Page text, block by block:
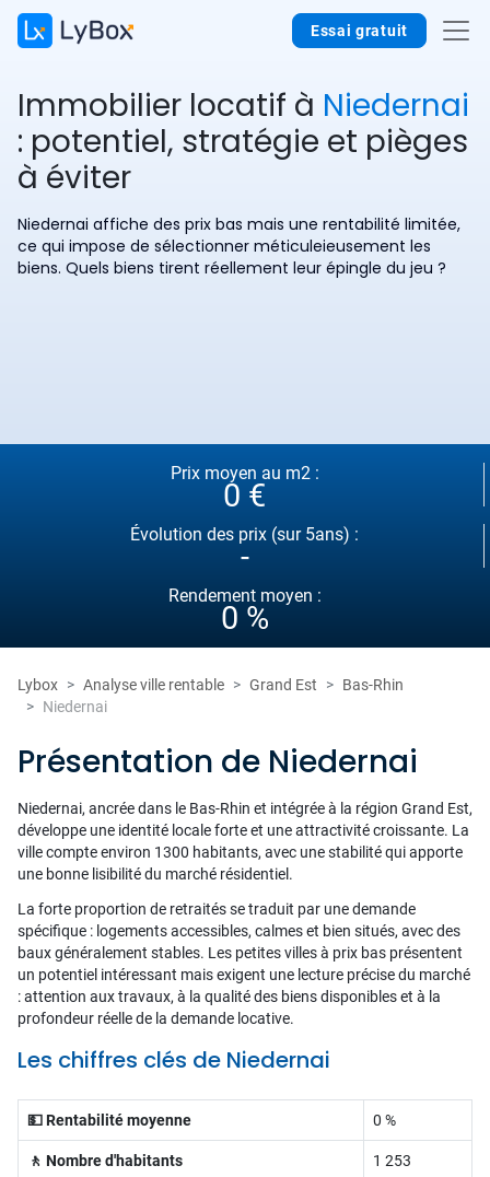
Essai gratuit
Immobilier locatif à Niedernai
: potentiel, stratégie et pièges
à éviter
Niedernai affiche des prix bas mais une rentabilité limitée,
ce qui impose de sélectionner méticuleieusement les
biens. Quels biens tirent réellement leur épingle du jeu ?
Prix moyen au m2 :
0 €
Évolution des prix (sur 5ans) :
-
Rendement moyen :
0 %
Lybox Analyse ville rentable Grand Est
Bas-Rhin
Niedernai
Présentation de Niedernai
Niedernai, ancrée dans le Bas-Rhin et intégrée à la région Grand Est,
développe une identité locale forte et une attractivité croissante. La
ville compte environ 1300 habitants, avec une stabilité qui apporte
une bonne lisibilité du marché résidentiel.
La forte proportion de retraités se traduit par une demande
spécifique : logements accessibles, calmes et bien situés, avec des
baux généralement stables. Les petites villes à prix bas présentent
un potentiel intéressant mais exigent une lecture précise du marché
: attention aux travaux, à la qualité des biens disponibles et à la
profondeur réelle de la demande locative.
Les chiffres clés de Niedernai
💵 Rentabilité moyenne 0 %
🚶 Nombre d'habitants 1 253